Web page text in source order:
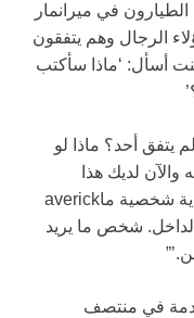
في ميرانمار
الرجال وهم يتفقون
أسأل: ‘ماذا سأكتب
يتفق أحد؟ ماذا لو
لديك هذا
الارتفاع في هذا الموقف.’ كانت هذه بداية شخصية ماaverick
شخص ما يريد
في منتصف